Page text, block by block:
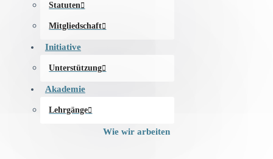
Statuten
Mitgliedschaft
Initiative
Unterstützung
Akademie
Lehrgänge
Wie wir arbeiten